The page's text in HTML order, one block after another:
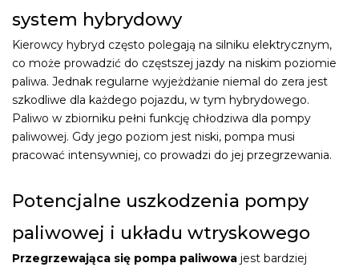
system hybrydowy
Kierowcy hybryd często polegają na silniku elektrycznym,
co może prowadzić do częstszej jazdy na niskim poziomie
paliwa. Jednak regularne wyjeżdżanie niemal do zera jest
szkodliwe dla każdego pojazdu, w tym hybrydowego.
Paliwo w zbiorniku pełni funkcję chłodziwa dla pompy
paliwowej. Gdy jego poziom jest niski, pompa musi
pracować intensywniej, co prowadzi do jej przegrzewania.
Potencjalne uszkodzenia pompy
paliwowej i układu wtryskowego
Przegrzewająca się pompa paliwowa jest bardziej